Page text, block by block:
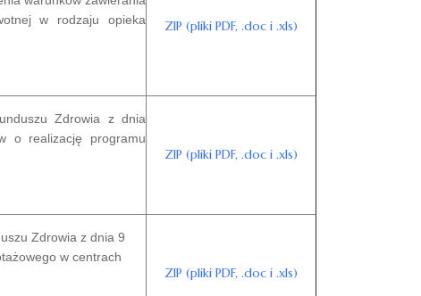
w rodzaju opieka
ZIP (pliki PDF, .doc i .xls)
Zdrowia z dnia
o realizację programu
ZIP (pliki PDF, .doc i .xls)
Zdrowia z dnia 9
w centrach
ZIP (pliki PDF, .doc i .xls)